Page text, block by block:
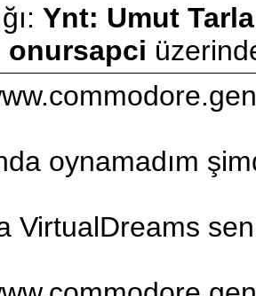
Ynt: Umut
onursapci
oynamadım
VirtualDreams